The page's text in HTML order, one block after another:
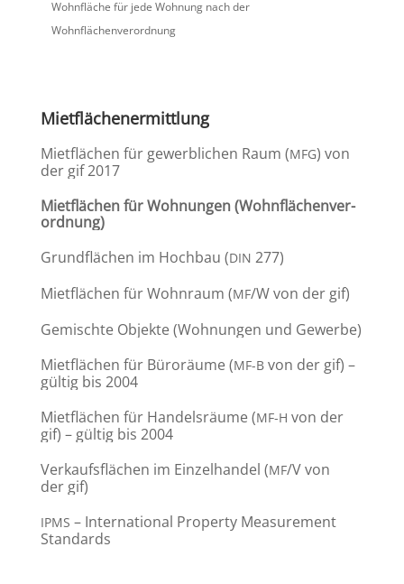
Wohnfläche für jede Wohnung nach der
Wohnflächenverordnung
Mietflä­chen­er­mitt­lung
Mietflä­chen für gewerb­li­chen Raum (MFG) von
der gif 2017
Mietflä­chen für Wohnungen (Wohnflä­chen­ver­
ord­nung)
Grund­flä­chen im Hochbau (DIN 277)
Mietflä­chen für Wohnraum (MF/W von der gif)
Gemischte Objekte (Wohnungen und Gewerbe)
Mietflä­chen für Büroräume (MF-Bvon der gif) –
gültig bis 2004
Mietflä­chen für Handels­räume (MF-H von der
gif) – gültig bis 2004
Verkaufs­flä­chen im Einzel­handel (MF/V von
der gif)
IPMS – Inter­na­tional Property Measu­re­ment
Standards